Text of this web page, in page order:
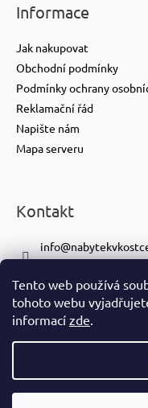
Tento web používá
tohoto webu
informací zde.
Informace
Jak nakupovat
Obchodní podmínky
Podmínky ochrany
Reklamační řád
Napište nám
Mapa serveru
Kontakt
info@
+420 601 116 371
https://
nabytek_v_kostce
Copyright 2026